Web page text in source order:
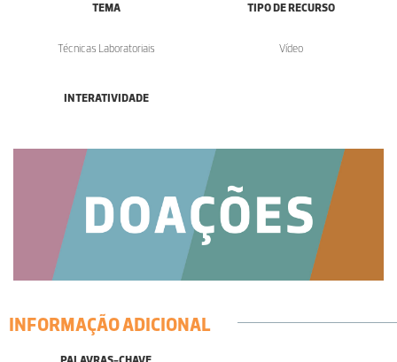
TEMA
Técnicas Laboratoriais
TIPO DE RECURSO
Vídeo
INTERATIVIDADE
INFORMAÇÃO ADICIONAL